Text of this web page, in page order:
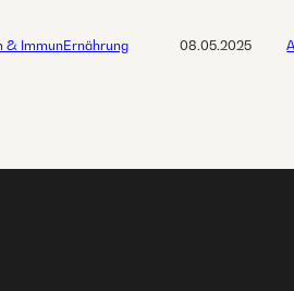
& ImmunErnährung 08.05.2025